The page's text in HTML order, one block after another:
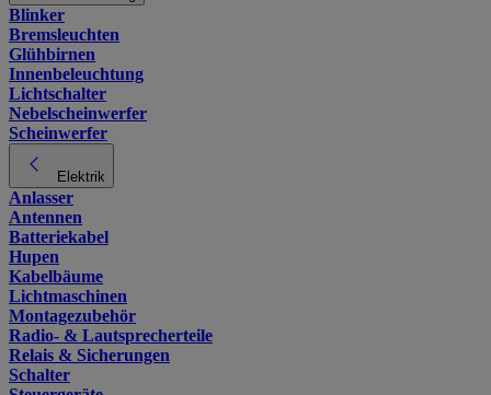
Blinker
Bremsleuchten
Glühbirnen
Innenbeleuchtung
Lichtschalter
Nebelscheinwerfer
Scheinwerfer
Elektrik
Anlasser
Antennen
Batteriekabel
Hupen
Kabelbäume
Lichtmaschinen
Montagezubehör
Radio- & Lautsprecherteile
Relais & Sicherungen
Schalter